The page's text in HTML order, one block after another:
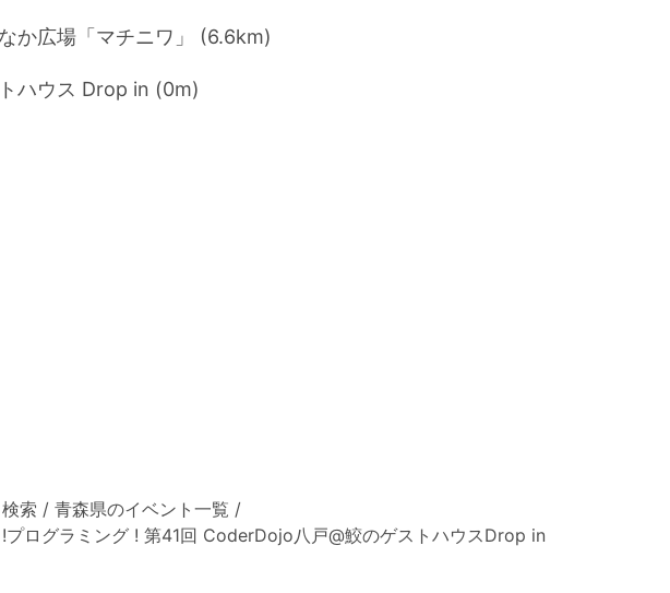
か広場「マチニワ」 (6.6km)
ハウス Drop in (0m)
索 / 青森県のイベント一覧 /
プログラミング ! 第41回 CoderDojo八戸@鮫のゲストハウスDrop in